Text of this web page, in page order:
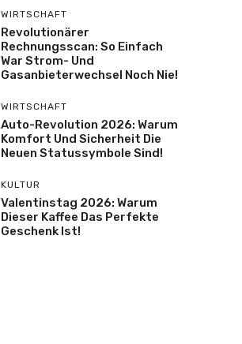
WIRTSCHAFT
Revolutionärer
Rechnungsscan: So Einfach
War Strom- Und
Gasanbieterwechsel Noch Nie!
WIRTSCHAFT
Auto-Revolution 2026: Warum
Komfort Und Sicherheit Die
Neuen Statussymbole Sind!
KULTUR
Valentinstag 2026: Warum
Dieser Kaffee Das Perfekte
Geschenk Ist!